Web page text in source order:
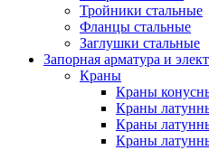
Тройники стальные
Фланцы стальные
Заглушки стальные
Запорная арматура и
Краны
Краны
Краны
Краны
Краны